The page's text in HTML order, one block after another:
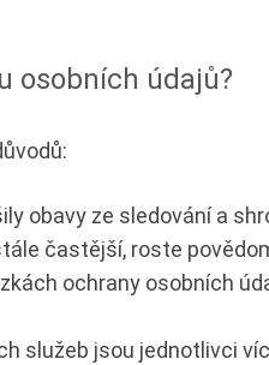
osobních údajů?
obavy ze sledování a
častější, roste
ochrany osobních
služeb jsou jednotlivci